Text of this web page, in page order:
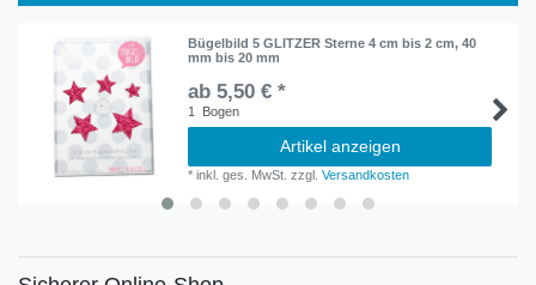
Bügelbild 5 GLITZER Sterne 4 cm bis 2 cm, 40
mm bis 20 mm
ab 5,50 € *
1 Bogen
Artikel anzeigen
*inkl. ges. MwSt. zzgl.Versandkosten